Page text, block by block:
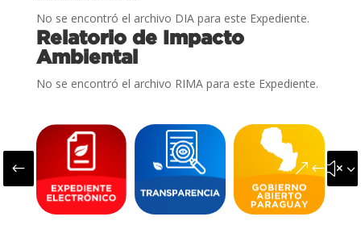
No se encontró el archivo DIA para este Expediente.
Relatorio de Impacto
Ambiental
No se encontró el archivo RIMA para este Expediente.
#